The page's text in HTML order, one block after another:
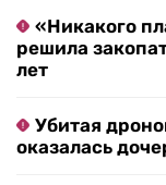
«Никакого
решила
лет
Убитая
оказалась